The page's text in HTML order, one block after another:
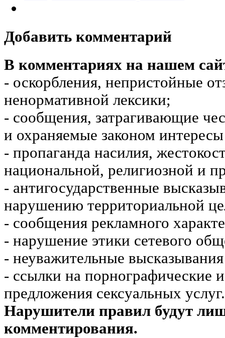
Добавить комментарий
В комментариях на нашем
- оскорбления, непристойные
ненормативной лексики;
- сообщения, затрагивающие
и охраняемые законом
- пропаганда насилия,
национальной, религиозной и
- антигосударственные
нарушению территориальной
- сообщения рекламного
- нарушение этики сетевого
- неуважительные
- ссылки на порнографические
предложения сексуальных услуг.
Нарушители правил будут
комментирования.